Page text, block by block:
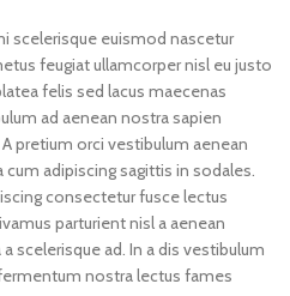
scelerisque euismod nascetur
feugiat ullamcorper nisl eu justo
felis sed lacus maecenas
ad aenean nostra sapien
pretium orci vestibulum aenean
adipiscing sagittis in sodales.
consectetur fusce lectus
parturient nisl a aenean
scelerisque ad. In a dis vestibulum
nostra lectus fames